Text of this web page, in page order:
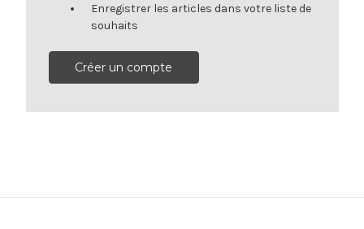
Enregistrer les articles dans votre liste de
souhaits
Créer un compte